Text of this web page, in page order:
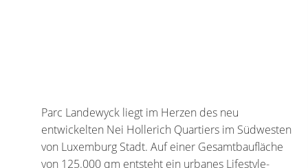
Parc Landewyck liegt im Herzen des neu
entwickelten Nei Hollerich Quartiers im Südwesten
von Luxemburg Stadt. Auf einer Gesamtbaufläche
von 125.000 qm entsteht ein urbanes Lifestyle-